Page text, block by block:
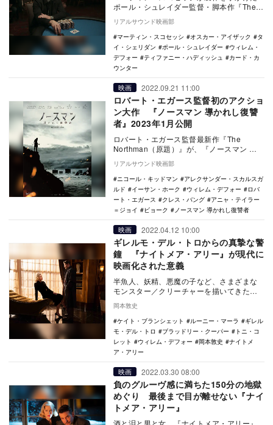
ポール・シュレイダー監督・脚本作『The
Card Counter（原題）』が、『カード・…
リアルサウンド映画部
マーティン・スコセッシ
オスカー・アイザック
タ
イ・シェリダン
ポール・シュレイダー
ウィレム・
デフォー
ティファニー・ハディッシュ
カード・カ
ウンター
映画 2022.09.21 11:00
ロバート・エガース監督初のアクショ
ン大作 『ノースマン 導かれし復讐
者』2023年1月公開
ロバート・エガース監督最新作『The
Northman（原題）』が、『ノースマン 導
かれし復讐者』の邦題で2023年1月に日本
公…
リアルサウンド映画部
ニコール・キッドマン
アレクサンダー・スカルスガ
ルド
イーサン・ホーク ウィレム・デフォー
ロバ
ート・エガース
クレス・バング
アニャ・テイラー
＝ジョイ
ビョーク ノースマン 導かれし復讐者
映画 2022.04.12 10:00
ギレルモ・デル・トロからの真摯な警
鐘 『ナイトメア・アリー』が現代に
映画化された意義
半魚人、妖精、悪魔の子など、さまざまな
モンスター／クリーチャーを描いてきたギ
間の“内なる怪…
岡本敦史
ケイト・ブランシェット
ルーニー・マーラ
ギレル
モ・デル・トロ
ブラッドリー・クーパー
トニ・コ
レット
ウィレム・デフォー 岡本敦史
ナイトメ
ア・アリー
映画 2022.03.30 08:00
負のグルーヴ感に満ちた150分の地獄
めぐり 最後まで目が離せない『ナイ
トメア・アリー』
酒と泪と男と女。『ナイトメア・アリー』